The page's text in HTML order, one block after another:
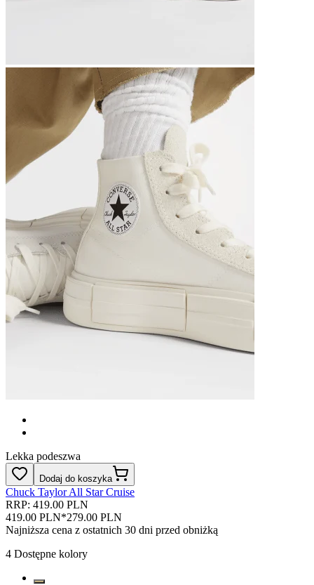
Lekka podeszwa
Dodaj do koszyka
Chuck Taylor All Star Cruise
RRP: 419.00 PLN
419.00 PLN*279.00 PLN
Najniższa cena z ostatnich 30 dni przed obniżką
4 Dostępne kolory